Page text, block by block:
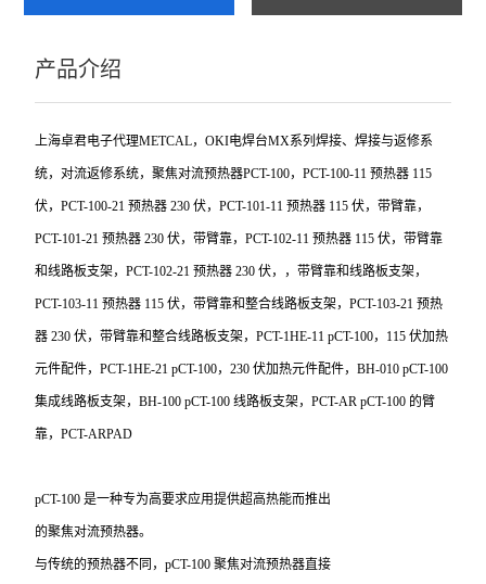
产品介绍
上海卓君电子代理METCAL，OKI电焊台MX系列焊接、焊接与返修系
统，对流返修系统，聚焦对流预热器PCT-100，PCT-100-11 预热器 115
伏，PCT-100-21 预热器 230 伏，PCT-101-11 预热器 115 伏，带臂靠，
PCT-101-21 预热器 230 伏，带臂靠，PCT-102-11 预热器 115 伏，带臂靠
和线路板支架，PCT-102-21 预热器 230 伏，，带臂靠和线路板支架，
PCT-103-11 预热器 115 伏，带臂靠和整合线路板支架，PCT-103-21 预热
器 230 伏，带臂靠和整合线路板支架，PCT-1HE-11 pCT-100，115 伏加热
元件配件，PCT-1HE-21 pCT-100，230 伏加热元件配件，BH-010 pCT-100
集成线路板支架，BH-100 pCT-100 线路板支架，PCT-AR pCT-100 的臂
靠，PCT-ARPAD
pCT-100是一种专为高要求应用提供超高热能而推出
的聚焦对流预热器。
与传统的预热器不同，pCT-100 聚焦对流预热器直接